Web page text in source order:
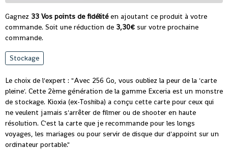
Gagnez 33 Vos points de fidélitéen ajoutant ce produit à votre
commande. Soit une réduction de 3,30€ sur votre prochaine
commande.
Stockage
Le choix de l'expert : "Avec 256 Go, vous oubliez la peur de la 'carte
pleine'. Cette 2ème génération de la gamme Exceria est un monstre
de stockage. Kioxia (ex-Toshiba) a conçu cette carte pour ceux qui
ne veulent jamais s'arrêter de filmer ou de shooter en haute
résolution. C'est la carte que je recommande pour les longs
voyages, les mariages ou pour servir de disque dur d'appoint sur un
ordinateur portable."